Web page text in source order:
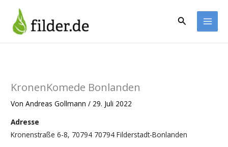
Inhalt
springen
Suchen
KronenKomede Bonlanden
VonAndreas Gollmann/ 29. Juli 2022
Adresse
Kronenstraße 6-8, 70794 70794 Filderstadt-Bonlanden